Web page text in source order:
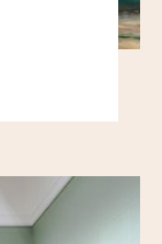
og står i
ute